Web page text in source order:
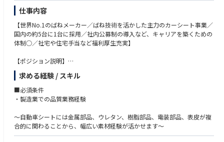
きること
◆将来のキャリアパス
まずは単独での対応が出来るように、担当補佐として必要な知識の習得を
していただく
複数工場を担当、
更にその後は、適正を見極めたうえで、国内外の生産事業所等での駐在へ
の登用の可能性もあり
◆本ポジションの魅力（やり甲斐・面白さ）
・事業全体の品質保証を担っていることが実感できる、大きな裁量の業務
に携わることができる
・OJTを通じて品質管理、品質保証の基礎知識が習得できる（希望、適正
により関連する資格の習得可）
・相手の年齢・職位等によらず、仕事を頼むことが苦でない方
仕事内容
【世界No.1のばねメーカー／ばね技術を活かした主力のカーシート事業／
国内の約5台に1台に採用／社内公募制の導入など、キャリアを築くための
体制○／社宅や住宅手当など福利厚生充実】
【ポジション説明】
自動車用シートの品質技術業務
（QMS,FMEA,DR評価,ｺﾝﾄﾛｰﾙﾌﾟﾗﾝ,製品評価改善,工程評価改善）
【業務内容】
・客先問い合わせ対応
・協力会社への品質指導
求める経験 / スキル
■必須条件
・製造業での品質業務経験
～自動車シートには金属部品、ウレタン、樹脂部品、電装部品、表皮が複
合的に関わることから、幅広い素材経験が活かせます～